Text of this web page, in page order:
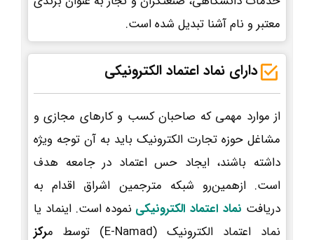
معتبر و نام آشنا تبدیل شده است.
دارای نماد اعتماد الکترونیکی
از موارد مهمی که صاحبان کسب و کارهای مجازی و
مشاغل حوزه تجارت الکترونیک باید به آن توجه ویژه
داشته باشند، ایجاد حس اعتماد در جامعه هدف
است. ازهمین‌رو شبکه مترجمین اشراق اقدام به
دریافت نماد اعتماد الکترونیکی نموده است. اینماد یا
نماد اعتماد الکترونیک (E-Namad) توسط م
رکز